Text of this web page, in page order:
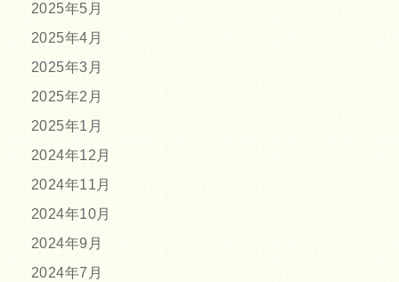
2025年5月
2025年4月
2025年3月
2025年2月
2025年1月
2024年12月
2024年11月
2024年10月
2024年9月
2024年7月